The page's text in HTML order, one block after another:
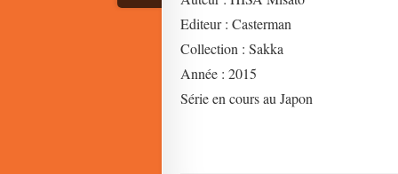
Editeur : Casterman
Collection : Sakka
Année : 2015
Série en cours au Japon